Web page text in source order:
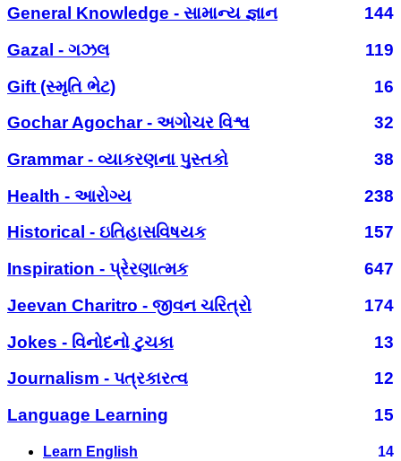
General Knowledge - સામાન્ય જ્ઞાન
144
Gazal - ગઝલ
119
Gift (સ્મૃતિ ભેટ)
16
Gochar Agochar - અગોચર વિશ્વ
32
Grammar - વ્યાકરણના પુસ્તકો
38
Health - આરોગ્ય
238
Historical - ઇતિહાસવિષયક
157
Inspiration - પ્રેરણાત્મક
647
Jeevan Charitro - જીવન ચરિત્રો
174
Jokes - વિનોદનો ટુચકા
13
Journalism - પત્રકારત્વ
12
Language Learning
15
Learn English 14